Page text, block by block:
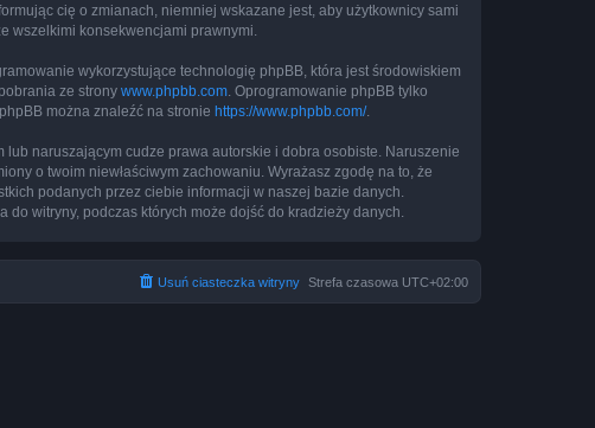
cię o zmianach, niemniej wskazane jest, aby użytkownicy sami
wszelkimi konsekwencjami prawnymi.
wykorzystujące technologię phpBB, która jest środowiskiem
ze strony www.phpbb.com. Oprogramowanie phpBB tylko
można znaleźć na stronie https://www.phpbb.com/.
naruszającym cudze prawa autorskie i dobra osobiste. Naruszenie
o twoim niewłaściwym zachowaniu. Wyrażasz zgodę na to, że
podanych przez ciebie informacji w naszej bazie danych.
do witryny, podczas których może dojść do kradzieży danych.
Strefa czasowa UTC+02:00
Usuń ciasteczka witryny